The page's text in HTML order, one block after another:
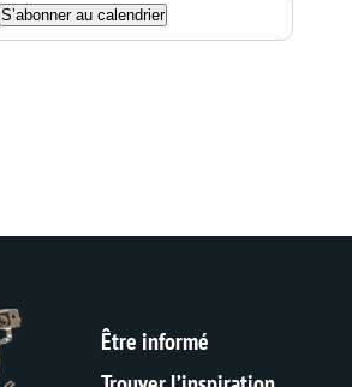
S’abonner au calendrier
Être informé